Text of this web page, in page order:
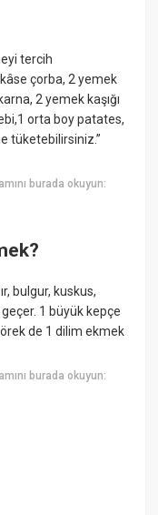
tercih
çorba, 2 yemek
2 yemek kaşığı
orta boy patates,
tüketebilirsiniz.”
burada okuyun:
bulgur, kuskus,
1 büyük kepçe
de 1 dilim ekmek
burada okuyun: